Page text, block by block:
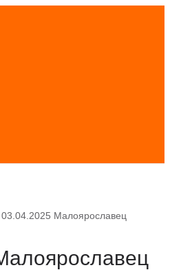
03.04.2025 Малоярославец